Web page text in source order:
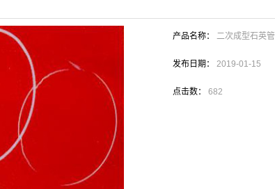
产品名称： 二次成型石英管
发布日期： 2019-01-15
点击数： 682